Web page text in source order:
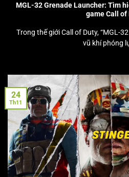
MGL-32 Grenade Launcher: Tìm
game Call of
Trong thế giới Call of Duty, “MGL-
vũ khí phóng
24
Th11